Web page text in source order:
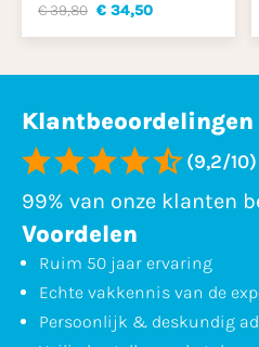
€ 39,80 € 34,50
Klantbeoordelingen
(9,2/10)
99% van onze klanten
Voordelen
Ruim 50 jaar ervaring
Echte vakkennis van de
Persoonlijk & deskundig